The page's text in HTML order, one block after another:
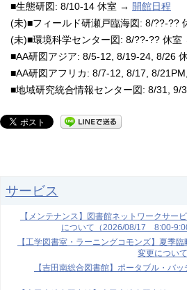
■生態研図: 8/10-14 休室 → 開館日程
(未)■フィールド研瀬戸臨海図: 8/??-??
(未)■環境科学センター図: 8/??-?? 休室
■AA研図アジア: 8/5-12, 8/19-24, 8/26
■AA研図アフリカ: 8/7-12, 8/17, 8/
■地域研究統合情報センター図: 8/31, 9/
サービス
【メンテナンス】図書館ネットワークサー
について（2026/08/17 8:00-
【工学図書室・ラーニングコモンズ】夏季
変更につい
【吉田南総合図書館】ポータブル・バ